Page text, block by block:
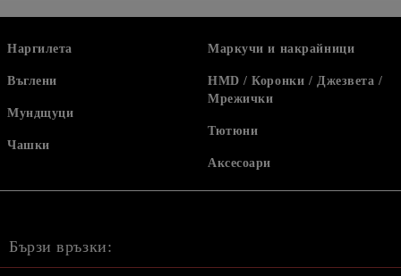
Наргилета
Въглени
Мундщуци
Чашки
Маркучи и накрайници
HMD / Коронки / Джезвета /
Мрежички
Тютюни
Аксесоари
Бързи връзки: